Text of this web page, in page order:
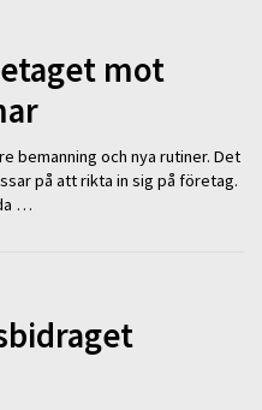
mot
bemanning och nya rutiner. Det
på att rikta in sig på företag.
…